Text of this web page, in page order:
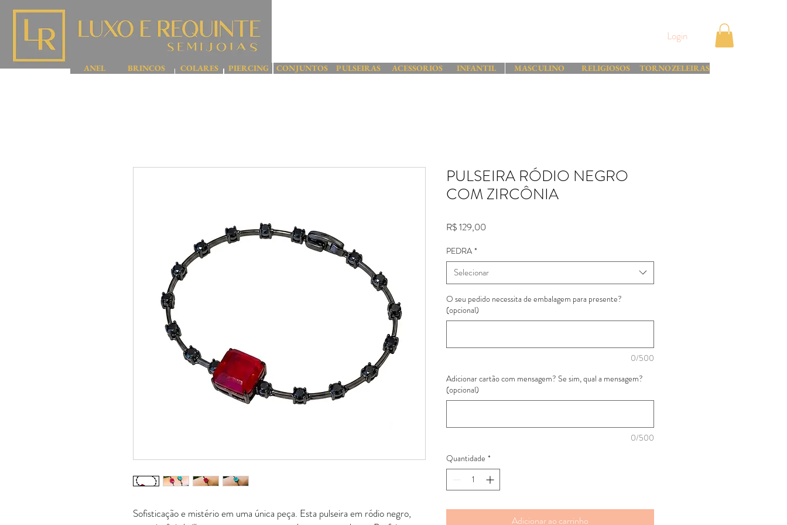
ANEL BRINCOS COLARES PIERCING
Login
CONJUNTOS PULSEIRAS ACESSORIOS INFANTIL MASCULINO RELIGIOSOS TORNOZELEIRAS
Sofisticação e mistério em uma única peça. Esta pulseira em ródio negro,
PULSEIRA RÓDIO NEGRO
COM ZIRCÔNIA
R$ 129,00
PEDRA *
Selecionar
O seu pedido necessita de embalagem para presente?
(opcional)
0/500
Adicionar cartão com mensagem? Se sim, qual a mensagem?
(opcional)
0/500
Quantidade *
Adicionar ao carrinho